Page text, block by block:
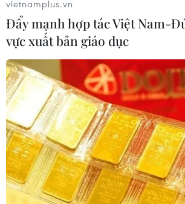
#COVID-19 #Thị trường Halal
#Các
#Kinh tế Việt Nam
#Cộng đồng người
Theo dõi VietnamPlus
vietnamplus.vn
Đẩy mạnh hợp tác Việt Nam-
vực xuất bản giáo dục